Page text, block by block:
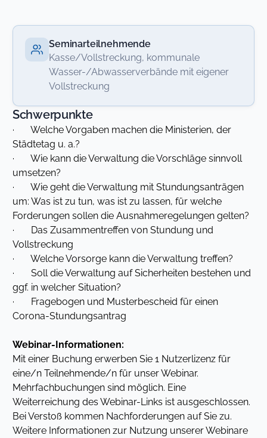
Seminarteilnehmende
Kasse/Vollstreckung, kommunale
Wasser-/Abwasserverbände mit eigener
Vollstreckung
Schwerpunkte
· Welche Vorgaben machen die Ministerien, der
Städtetag u. a.?
· Wie kann die Verwaltung die Vorschläge sinnvoll
umsetzen?
· Wie geht die Verwaltung mit Stundungsanträgen
um: Was ist zu tun, was ist zu lassen, für welche
Forderungen sollen die Ausnahmeregelungen gelten?
· Das Zusammentreffen von Stundung und
Vollstreckung
· Welche Vorsorge kann die Verwaltung treffen?
· Soll die Verwaltung auf Sicherheiten bestehen und
ggf. in welcher Situation?
· Fragebogen und Musterbescheid für einen
Corona-Stundungsantrag
Webinar-Informationen:
Mit einer Buchung erwerben Sie 1 Nutzerlizenz für
eine/n Teilnehmende/n für unser Webinar.
Mehrfachbuchungen sind möglich. Eine
Weiterreichung des Webinar-Links ist ausgeschlossen.
Bei Verstoß kommen Nachforderungen auf Sie zu.
Weitere Informationen zur Nutzung unserer Webinare